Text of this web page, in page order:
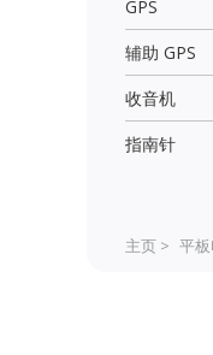
GPS
辅助 GPS
收音机
指南针
主页 > 平